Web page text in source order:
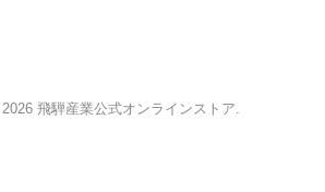
飛騨産業公式オンラインストア.